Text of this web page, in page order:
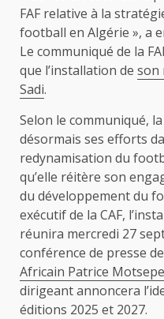
FAF relative à la
football en Algérie », a
Le communiqué de la
que l’installation de son
Sadi.
Selon le communiqué,
désormais ses efforts
redynamisation du
qu’elle réitère son
du développement du
exécutif de la CAF,
réunira mercredi 27
conférence de presse
Africain Patrice
dirigeant annoncera
éditions 2025 et 2027.